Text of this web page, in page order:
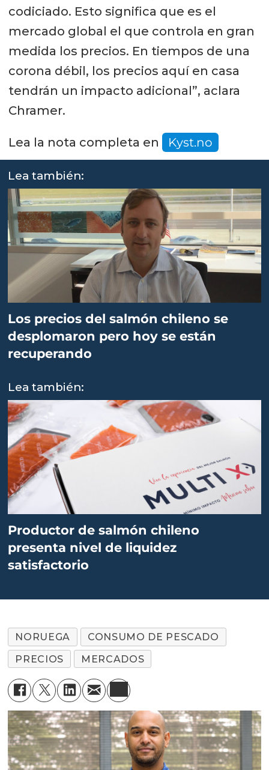
codiciado. Esto significa que es el
mercado global el que controla en gran
medida los precios. En tiempos de una
corona débil, los precios aquí en casa
tendrán un impacto adicional”, aclara
Chramer.
Lea la nota completa en Kyst.no
Lea también:
Los precios del salmón chileno se
desplomaron pero hoy se están
recuperando
Lea también:
Productor de salmón chileno
presenta nivel de liquidez
satisfactorio
NORUEGA
CONSUMO DE PESCADO
PRECIOS
MERCADOS